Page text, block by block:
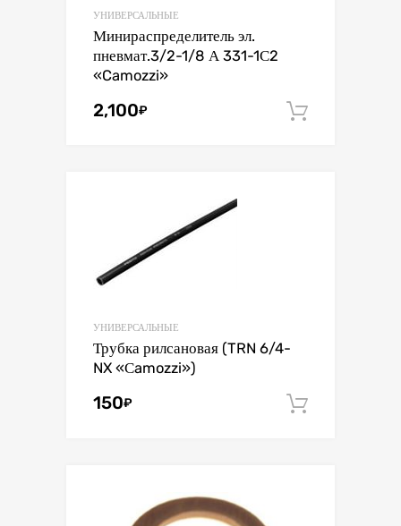
УНИВЕРСАЛЬНЫЕ
Минираспределитель эл.
пневмат.3/2-1/8 А 331-1С2
«Camozzi»
2,100₽
УНИВЕРСАЛЬНЫЕ
Трубка рилсановая (TRN 6/4-
NX «Сamozzi»)
150₽